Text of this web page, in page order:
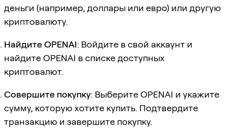
деньги (например, доллары или евро) или другую
криптовалюту.
Найдите OPENAI: Войдите в свой аккаунт и
найдите OPENAI в списке доступных
криптовалют.
Совершите покупку: Выберите OPENAI и укажите
сумму, которую хотите купить. Подтвердите
транзакцию и завершите покупку.